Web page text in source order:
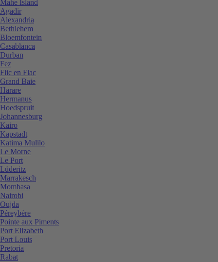
Mahe Island
Agadir
Alexandria
Bethlehem
Bloemfontein
Casablanca
Durban
Fez
Flic en Flac
Grand Baie
Harare
Hermanus
Hoedspruit
Johannesburg
Kairo
Kapstadt
Katima Mulilo
Le Morne
Le Port
Lüderitz
Marrakesch
Mombasa
Nairobi
Oujda
Péreybère
Pointe aux Piments
Port Elizabeth
Port Louis
Pretoria
Rabat